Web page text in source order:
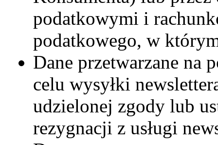
podatkowymi i
podatkowego, w
Dane przetwarzane na
celu wysyłki
udzielonej zgody lub
rezygnacji z usługi